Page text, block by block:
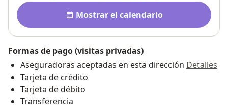
Disponibilidad
Mostrar el calendario
Formas de pago (visitas privadas)
Aseguradoras aceptadas en esta dirección Detalles
Tarjeta de crédito
Tarjeta de débito
Transferencia